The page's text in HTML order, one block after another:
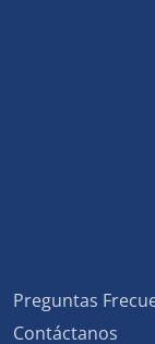
Preguntas
Contáctanos